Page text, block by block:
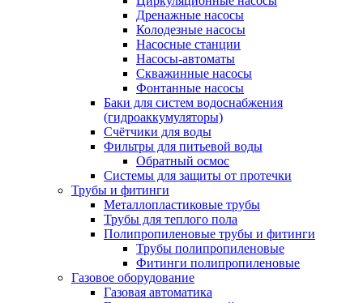
Дренажные насосы
Колодезные насосы
Насосные станции
Насосы-автоматы
Скважинные насосы
Фонтанные насосы
Баки для систем водоснабжения
(гидроаккумуляторы)
Счётчики для воды
Фильтры для питьевой воды
Обратный осмос
Системы для защиты от протечки
Трубы и фитинги
Металлопластиковые трубы
Трубы для теплого пола
Полипропиленовые трубы и фитинги
Трубы полипропиленовые
Фитинги полипропиленовые
Газовое оборудование
Газовая автоматика